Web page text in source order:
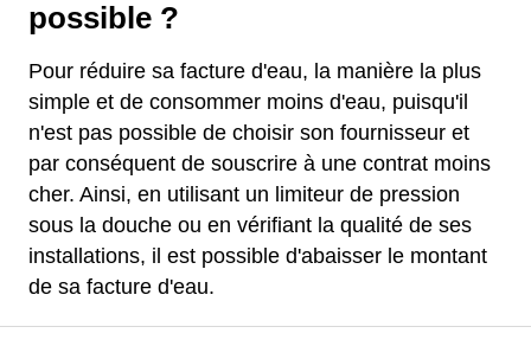
possible ?
Pour réduire sa facture d'eau, la manière la plus
simple et de consommer moins d'eau, puisqu'il
n'est pas possible de choisir son fournisseur et
par conséquent de souscrire à une contrat moins
cher. Ainsi, en utilisant un limiteur de pression
sous la douche ou en vérifiant la qualité de ses
installations, il est possible d'abaisser le montant
de sa facture d'eau.